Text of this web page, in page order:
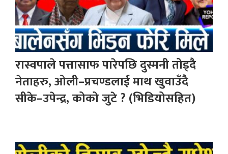
रास्वपाले पत्तासाफ पारेपछि दुस्मनी तोड्दै
नेताहरु, ओली–प्रचण्डलाई माथ खुवाउँदै
सीके–उपेन्द्र, कोको जुटे ? (भिडियोसहित)